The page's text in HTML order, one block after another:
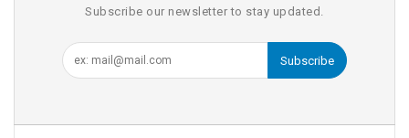
Subscribe our newsletter to stay updated.
Subscribe